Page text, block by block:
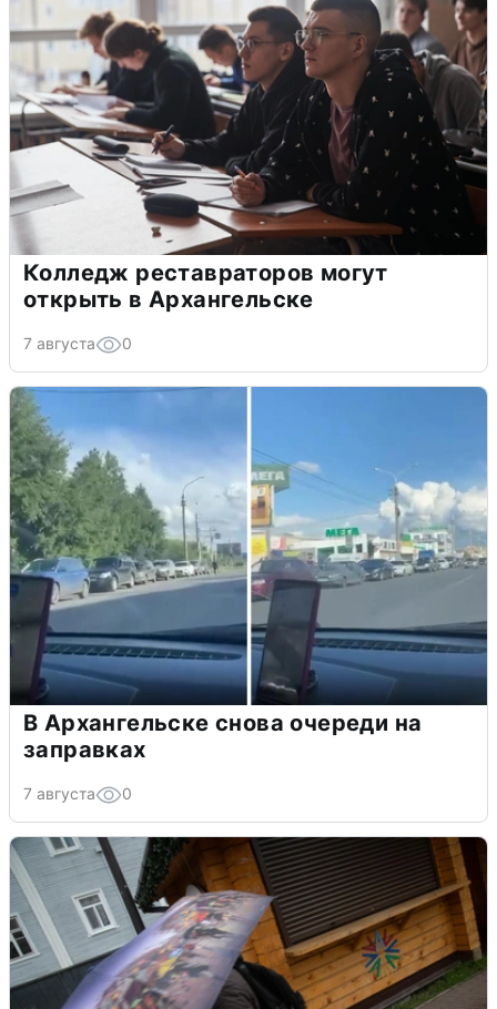
Колледж реставраторов могут
открыть в Архангельске
7 августа 0
В Архангельске снова очереди на
заправках
7 августа 0